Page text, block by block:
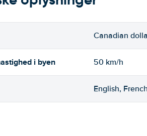
Canadian
i byen 50 km/h
English,